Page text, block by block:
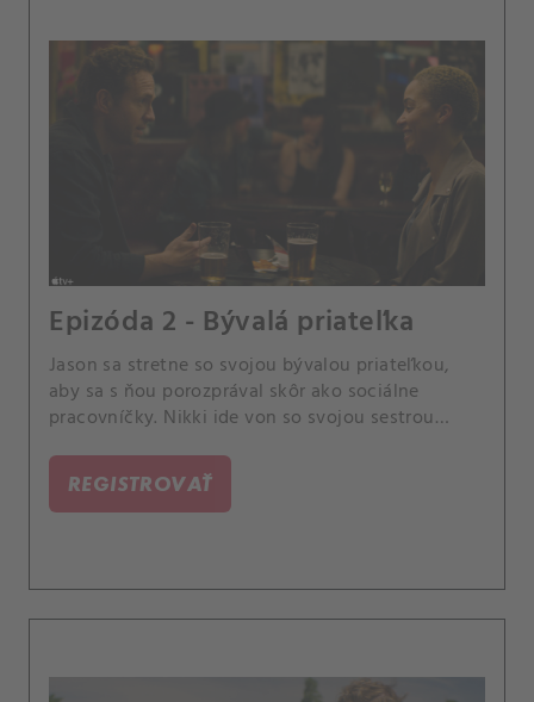
Epizóda 2 - Bývalá priateľka
Jason sa stretne so svojou bývalou priateľkou,
aby sa s ňou porozprával skôr ako sociálne
pracovníčky. Nikki ide von so svojou sestrou
REGISTROVAŤ